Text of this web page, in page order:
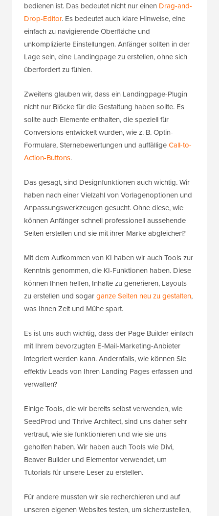
bedienen ist. Das bedeutet nicht nur einen Drag-and-
Drop-Editor. Es bedeutet auch klare Hinweise, eine
einfach zu navigierende Oberfläche und
unkomplizierte Einstellungen. Anfänger sollten in der
Lage sein, eine Landingpage zu erstellen, ohne sich
überfordert zu fühlen.
Zweitens glauben wir, dass ein Landingpage-Plugin
nicht nur Blöcke für die Gestaltung haben sollte. Es
sollte auch Elemente enthalten, die speziell für
Conversions entwickelt wurden, wie z. B. Optin-
Formulare, Sternebewertungen und auffälligeCall-to-
Action-Buttons.
Das gesagt, sind Designfunktionen auch wichtig. Wir
haben nach einer Vielzahl von Vorlagenoptionen und
Anpassungswerkzeugen gesucht. Ohne diese, wie
können Anfänger schnell professionell aussehende
Seiten erstellen und sie mit ihrer Marke abgleichen?
Mit dem Aufkommen von KI haben wir auch Tools zur
Kenntnis genommen, die KI-Funktionen haben. Diese
können Ihnen helfen, Inhalte zu generieren, Layouts
zu erstellen und sogarganze Seiten neu zu gestalten,
was Ihnen Zeit und Mühe spart.
Es ist uns auch wichtig, dass der Page Builder einfach
mit Ihrem bevorzugten E-Mail-Marketing-Anbieter
integriert werden kann. Andernfalls, wie können Sie
effektiv Leads von Ihren Landing Pages erfassen und
verwalten?
Einige Tools, die wir bereits selbst verwenden, wie
SeedProd und Thrive Architect, sind uns daher sehr
vertraut, wie sie funktionieren und wie sie uns
geholfen haben. Wir haben auch Tools wie Divi,
Beaver Builder und Elementor verwendet, um
Tutorials für unsere Leser zu erstellen.
Für andere mussten wir sie recherchieren und auf
unseren eigenen Websites testen, um sicherzustellen,